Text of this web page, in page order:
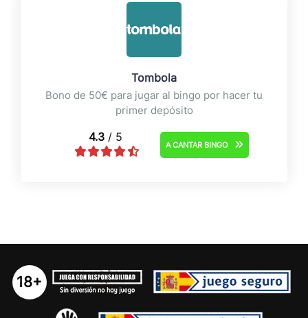
Tombola
Bono de 50€ para jugar al bingo por hacer tu
primer depósito
4.3 / 5
A CANTAR BINGO
18+